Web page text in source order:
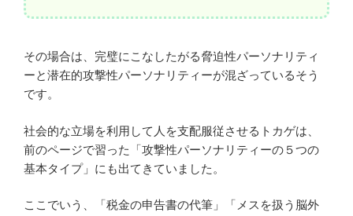
その場合は、完璧にこなしたがる脅迫性パーソナリティ
ーと潜在的攻撃性パーソナリティーが混ざっているそう
です。
社会的な立場を利用して人を支配服従させるトカゲは、
前のページで習った「攻撃性パーソナリティーの５つの
基本タイプ」にも出てきていました。
ここでいう、「税金の申告書の代筆」「メスを扱う脳外